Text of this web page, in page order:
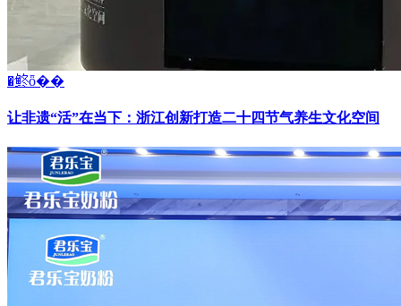
�鿴ȫ��
让非遗“活”在当下：浙江创新打造二十四节气养生文化空间